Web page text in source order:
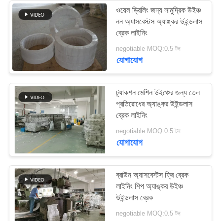
তেল জয়েন্টিং গ্যাসকেট শীট
30
ব্রেক ব্লক উপাদান
ওয়েল ড্রিলিং জন্য সামুদ্রিক উইঞ্চ
নন অ্যাসবেস্টস অ্যাঙ্কর উইন্ডলাস
ব্রেক লাইনিং
negotiable MOQ:0.5 টন
যোগাযোগ
ট্র্যাকশন মেশিন উইঞ্চের জন্য তেল
প্রতিরোধের অ্যাঙ্কর উইন্ডলাস
ব্রেক লাইনিং
negotiable MOQ:0.5 টন
যোগাযোগ
ব্রাউন অ্যাসবেস্টস ফ্রি ব্রেক
লাইনিং শিপ অ্যাঙ্কর উইঞ্চ
উইন্ডলাস ব্রেক
negotiable MOQ:0.5 টন